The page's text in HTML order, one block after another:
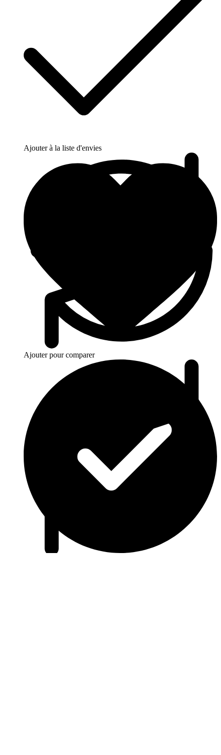
Ajouter à la liste d'envies
Ajouter pour comparer